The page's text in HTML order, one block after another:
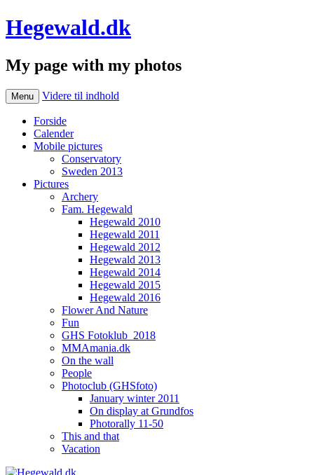
Hegewald.dk
My page with my photos
Menu Videre til indhold
Forside
Calender
Mobile pictures
Conservatory
Sweden 2013
Pictures
Archery
Fam. Hegewald
Hegewald 2010
Hegewald 2011
Hegewald 2012
Hegewald 2013
Hegewald 2014
Hegewald 2015
Hegewald 2016
Flower And Nature
Fun
GHS Fotoklub_2018
MMAmania.dk
On the wall
People
Photoclub (GHSfoto)
January winter 2011
On display at Grundfos
Photorally 11-50
This and that
Vacation